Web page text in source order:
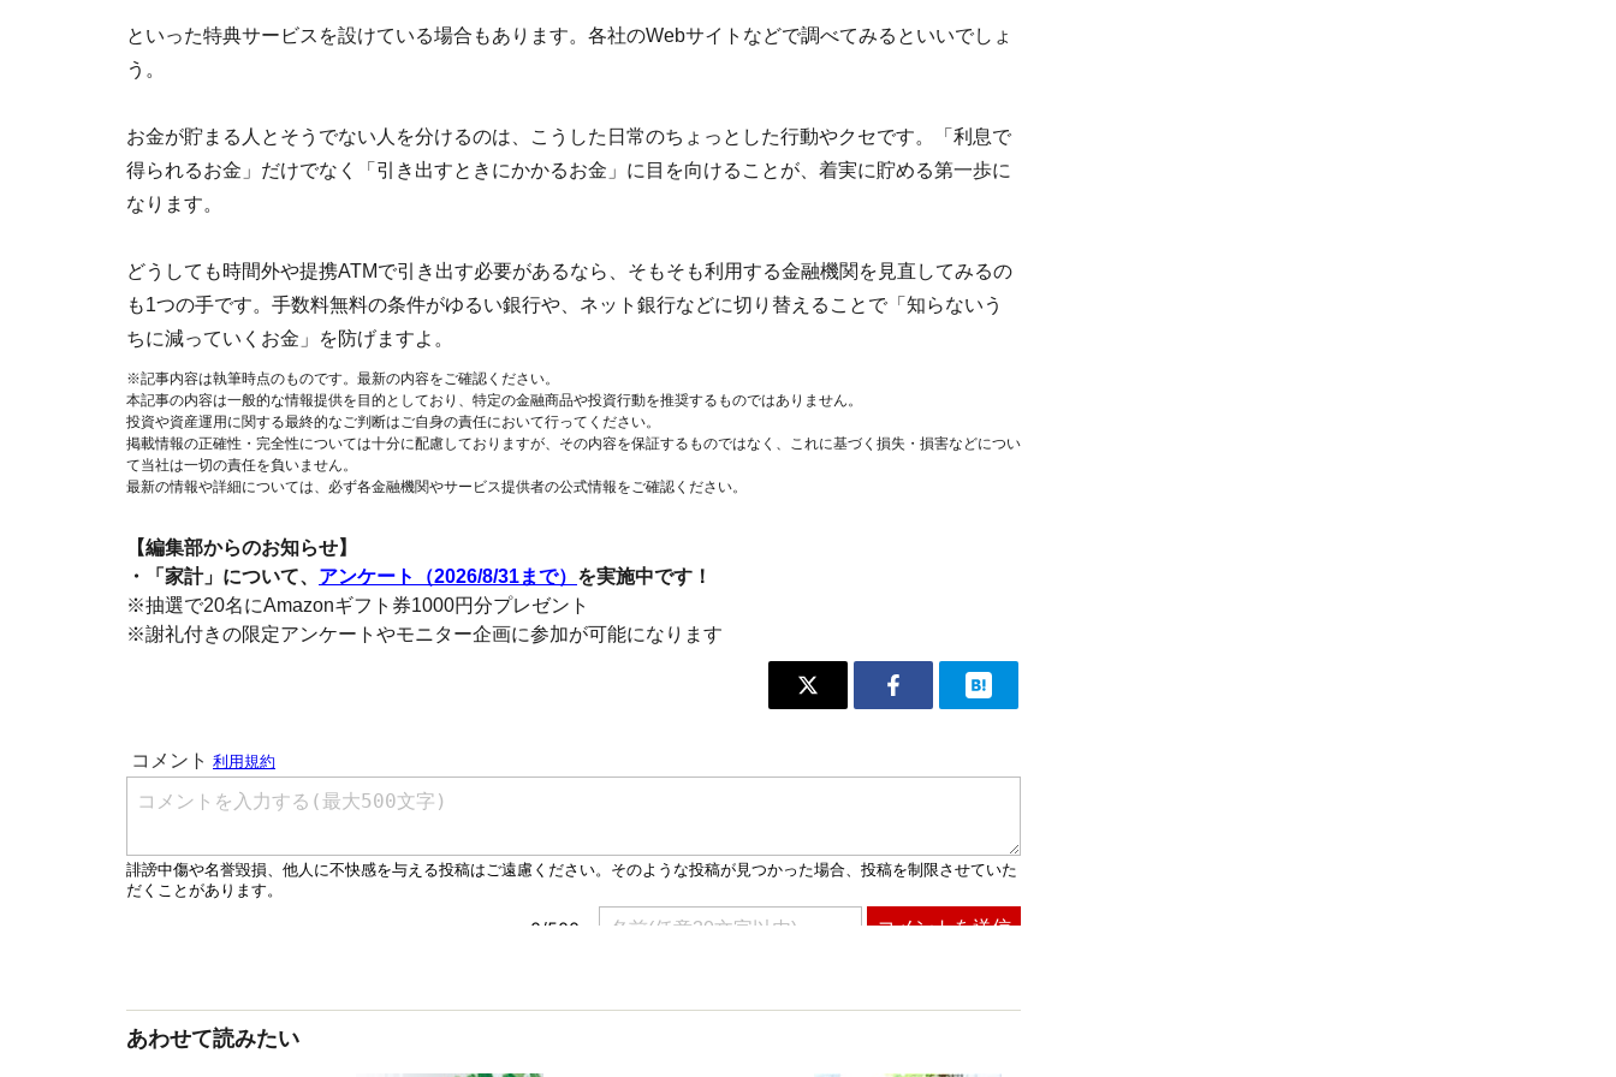
といった特典サービスを設けている場合もあります。各社のWebサイトなどで調べてみるといいでしょ
う。
お金が貯まる人とそうでない人を分けるのは、こうした日常のちょっとした行動やクセです。「利息で
得られるお金」だけでなく「引き出すときにかかるお金」に目を向けることが、着実に貯める第一歩に
なります。
どうしても時間外や提携ATMで引き出す必要があるなら、そもそも利用する金融機関を見直してみるの
も1つの手です。手数料無料の条件がゆるい銀行や、ネット銀行などに切り替えることで「知らないう
ちに減っていくお金」を防げますよ。
※記事内容は執筆時点のものです。最新の内容をご確認ください。
本記事の内容は一般的な情報提供を目的としており、特定の金融商品や投資行動を推奨するものではありません。
投資や資産運用に関する最終的なご判断はご自身の責任において行ってください。
掲載情報の正確性・完全性については十分に配慮しておりますが、その内容を保証するものではなく、これに基づく損失・損害などについ
て当社は一切の責任を負いません。
最新の情報や詳細については、必ず各金融機関やサービス提供者の公式情報をご確認ください。
【編集部からのお知らせ】
・「家計」について、 アンケート（2026/8/31まで） を実施中です！
※抽選で20名にAmazonギフト券1000円分プレゼント
※謝礼付きの限定アンケートやモニター企画に参加が可能になります
あわせて読みたい